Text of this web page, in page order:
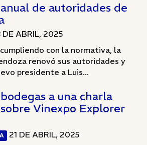
de autoridades de
DE ABRIL, 2025
con la normativa, la
renovó sus autoridades y
presidente a Luis...
a una charla
Vinexpo Explorer
21 DE ABRIL, 2025